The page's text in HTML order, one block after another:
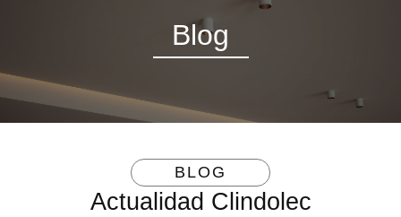
Blog
BLOG
Actualidad Clindolec